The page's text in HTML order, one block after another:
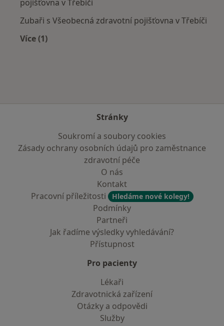
pojišťovna v Třebíči
Zubaři s Všeobecná zdravotní pojišťovna v Třebíči
Více (1)
Stránky
Soukromí a soubory cookies
Zásady ochrany osobních údajů pro zaměstnance
zdravotní péče
O nás
Kontakt
Pracovní příležitosti
Hledáme nové kolegy!
Podmínky
Partneři
Jak řadíme výsledky vyhledávání?
Přístupnost
Pro pacienty
Lékaři
Zdravotnická zařízení
Otázky a odpovědi
Služby